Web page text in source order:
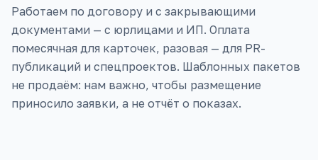
Работаем по договору и с закрывающими
документами — с юрлицами и ИП. Оплата
помесячная для карточек, разовая — для PR-
публикаций и спецпроектов. Шаблонных пакетов
не продаём: нам важно, чтобы размещение
приносило заявки, а не отчёт о показах.